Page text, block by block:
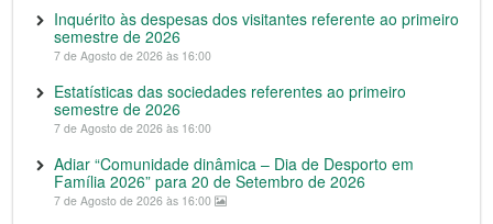
Inquérito às despesas dos visitantes referente ao primeiro
semestre de 2026
7 de Agosto de 2026 às 16:00
Estatísticas das sociedades referentes ao primeiro
semestre de 2026
7 de Agosto de 2026 às 16:00
Adiar “Comunidade dinâmica – Dia de Desporto em
Família 2026” para 20 de Setembro de 2026
7 de Agosto de 2026 às 16:00